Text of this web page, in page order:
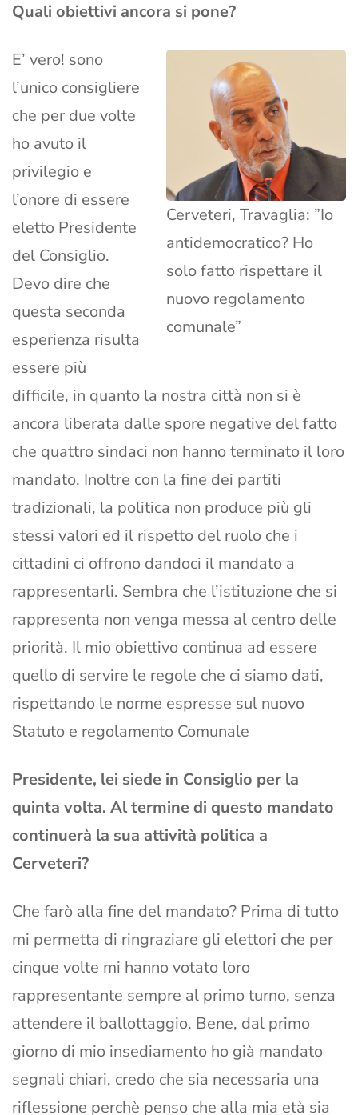
Quali obiettivi ancora si pone?
Cerveteri, Travaglia: ”Io
antidemocratico? Ho
solo fatto rispettare il
nuovo regolamento
comunale”
E’ vero! sono
l’unico consigliere
che per due volte
ho avuto il
privilegio e
l’onore di essere
eletto Presidente
del Consiglio.
Devo dire che
questa seconda
esperienza risulta
essere più
difficile, in quanto la nostra città non si è
ancora liberata dalle spore negative del fatto
che quattro sindaci non hanno terminato il loro
mandato. Inoltre con la fine dei partiti
tradizionali, la politica non produce più gli
stessi valori ed il rispetto del ruolo che i
cittadini ci offrono dandoci il mandato a
rappresentarli. Sembra che l’istituzione che si
rappresenta non venga messa al centro delle
priorità. Il mio obiettivo continua ad essere
quello di servire le regole che ci siamo dati,
rispettando le norme espresse sul nuovo
Statuto e regolamento Comunale
Presidente, lei siede in Consiglio per la
quinta volta. Al termine di questo mandato
continuerà la sua attività politica a
Cerveteri?
Che farò alla fine del mandato? Prima di tutto
mi permetta di ringraziare gli elettori che per
cinque volte mi hanno votato loro
rappresentante sempre al primo turno, senza
attendere il ballottaggio. Bene, dal primo
giorno di mio insediamento ho già mandato
segnali chiari, credo che sia necessaria una
riflessione perchè penso che alla mia età sia